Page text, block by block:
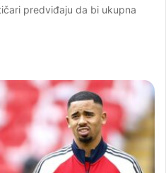
predviđaju da bi ukupna